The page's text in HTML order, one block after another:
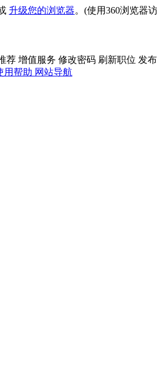
升级您的浏览器。(使用360浏览器
荐 增值服务 修改密码 刷新职位 发
用帮助 网站导航